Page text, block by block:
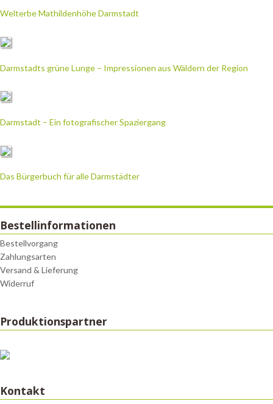
Welterbe Mathildenhöhe Darmstadt
Darmstadts grüne Lunge – Impressionen aus Wäldern der Region
Darmstadt – Ein fotografischer Spaziergang
Das Bürgerbuch für alle Darmstädter
Bestellinformationen
Bestellvorgang
Zahlungsarten
Versand & Lieferung
Widerruf
Produktionspartner
Kontakt